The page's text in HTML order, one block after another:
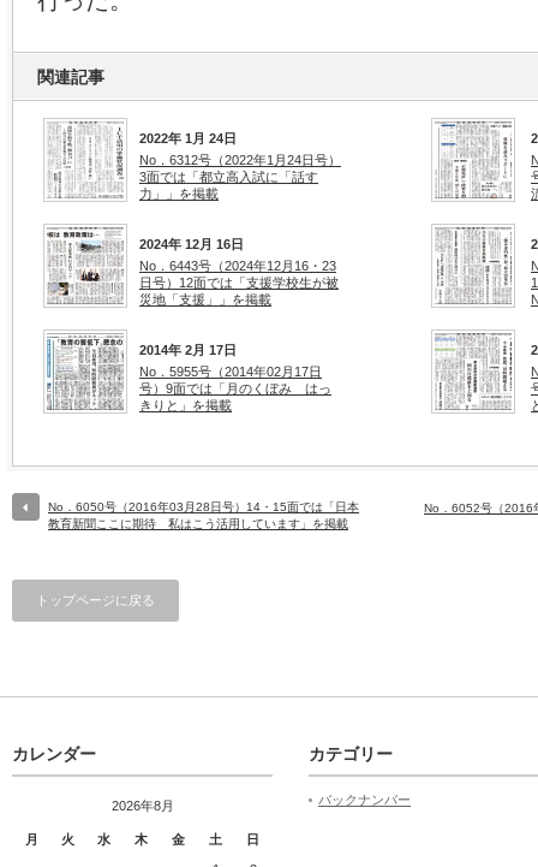
関連記事
2022年 1月 24日
No．6312号（2022年1月24日号）
3面では「都立高入試に「話す
力」」を掲載
2024年 12月 16日
No．6443号（2024年12月16・23
日号）12面では「支援学校生が被
災地「支援」」を掲載
2014年 2月 17日
No．5955号（2014年02月17日
号）9面では「月のくぼみ はっ
きりと」を掲載
No．6050号（2016年03月28日号）14・15面では「日本
教育新聞ここに期待 私はこう活用しています」を掲載
No．6052号（2016
トップページに戻る
カレンダー
2026年8月
月 火 水 木 金 土 日
カテゴリー
バックナンバー